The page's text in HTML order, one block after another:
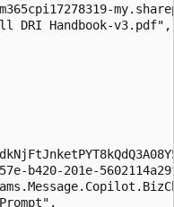
DRI Handbook-v3.pdf",
b420-201e-